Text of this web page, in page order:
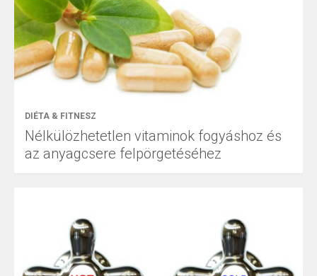
DIÉTA & FITNESZ
Nélkülözhetetlen vitaminok fogyáshoz és
az anyagcsere felpörgetéséhez